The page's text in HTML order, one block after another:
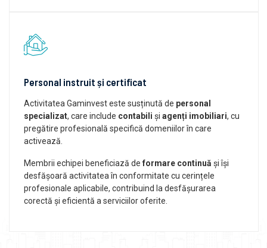
Personal instruit și certificat
Activitatea Gaminvest este susținută de personal
specializat, care include contabili și agenți imobiliari, cu
pregătire profesională specifică domeniilor în care
activează.
Membrii echipei beneficiază de formare continuă și își
desfășoară activitatea în conformitate cu cerințele
profesionale aplicabile, contribuind la desfășurarea
corectă și eficientă a serviciilor oferite.